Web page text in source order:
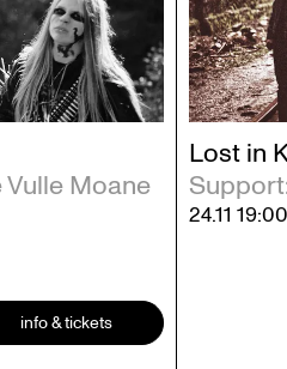
Moane
info & tickets
Lost in
24.11 19:00